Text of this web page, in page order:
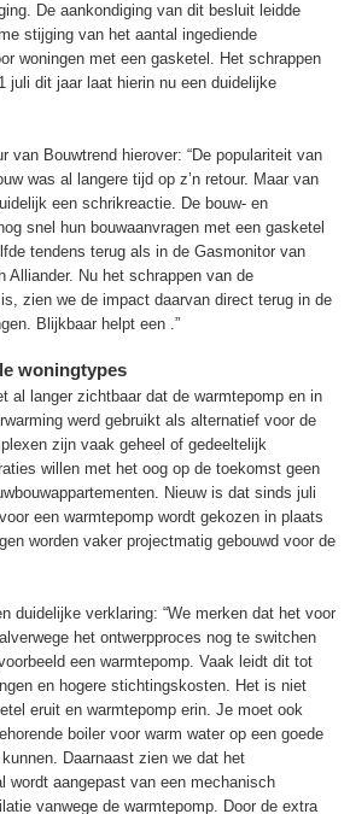
De aankondiging van dit besluit leidde
stijging van het aantal ingediende
woningen met een gasketel. Het schrappen
juli dit jaar laat hierin nu een duidelijke
van Bouwtrend hierover: “De populariteit van
was al langere tijd op z’n retour. Maar van
een schrikreactie. De bouw- en
snel hun bouwaanvragen met een gasketel
tendens terug als in de Gasmonitor van
Alliander. Nu het schrappen van de
zien we de impact daarvan direct terug in de
Blijkbaar helpt een .”
woningtypes
al langer zichtbaar dat de warmtepomp en in
werd gebruikt als alternatief voor de
zijn vaak geheel of gedeeltelijk
willen met het oog op de toekomst geen
Nieuw is dat sinds juli
een warmtepomp wordt gekozen in plaats
worden vaker projectmatig gebouwd voor de
duidelijke verklaring: “We merken dat het voor
het ontwerpproces nog te switchen
een warmtepomp. Vaak leidt dit tot
en hogere stichtingskosten. Het is niet
eruit en warmtepomp erin. Je moet ook
boiler voor warm water op een goede
Daarnaast zien we dat het
wordt aangepast van een mechanisch
vanwege de warmtepomp. Door de extra